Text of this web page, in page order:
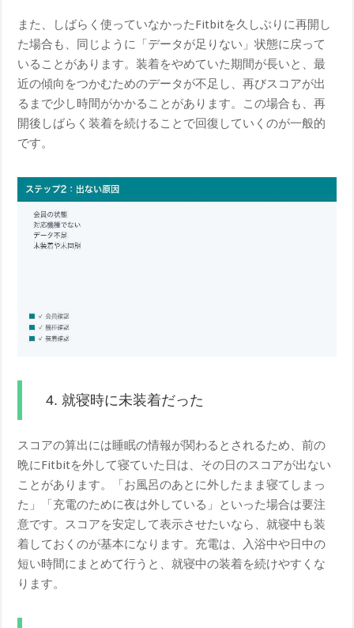
また、しばらく使っていなかったFitbitを久しぶりに再開し
た場合も、同じように「データが足りない」状態に戻って
いることがあります。装着をやめていた期間が長いと、最
近の傾向をつかむためのデータが不足し、再びスコアが出
るまで少し時間がかかることがあります。この場合も、再
開後しばらく装着を続けることで回復していくのが一般的
です。
4. 就寝時に未装着だった
スコアの算出には睡眠の情報が関わるとされるため、前の
晩にFitbitを外して寝ていた日は、その日のスコアが出ない
ことがあります。「お風呂のあとに外したまま寝てしまっ
た」「充電のために夜は外している」といった場合は要注
意です。スコアを安定して表示させたいなら、就寝中も装
着しておくのが基本になります。充電は、入浴中や日中の
短い時間にまとめて行うと、就寝中の装着を続けやすくな
ります。